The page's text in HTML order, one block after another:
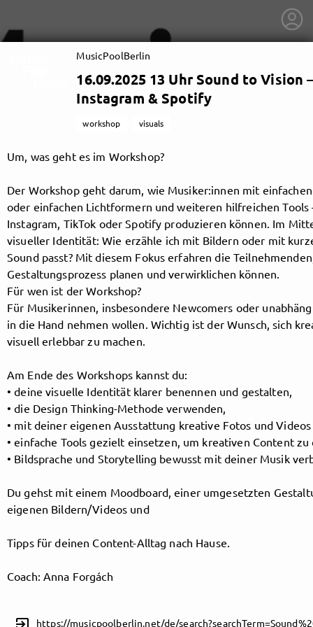
getnext to MusicPoolBerlin
Follow MusicPoolBerlin here!
About Posts Guestbook Shop
MusicPoolBerlin
16.09.2025 13 Uhr Sound to
Instagram & Spotify
workshop visuals
Um, was geht es im Workshop?
Der Workshop geht darum, wie Musiker:innen mit
oder einfachen Lichtformern und weiteren hilfreichen
Instagram, TikTok oder Spotify produzieren können. Im
visueller Identität: Wie erzähle ich mit Bildern oder mit
Sound passt? Mit diesem Fokus erfahren die
Gestaltungsprozess planen und verwirklichen können.
Für wen ist der Workshop?
Für Musikerinnen, insbesondere Newcomers oder
in die Hand nehmen wollen. Wichtig ist der Wunsch, sich
visuell erlebbar zu machen.
Am Ende des Workshops kannst du:
• deine visuelle Identität klarer benennen und gestalten,
• die Design Thinking-Methode verwenden,
• mit deiner eigenen Ausstattung kreative Fotos und
• einfache Tools gezielt einsetzen, um kreativen Content
• Bildsprache und Storytelling bewusst mit deiner Musik
Du gehst mit einem Moodboard, einer umgesetzten
eigenen Bildern/Videos und
Tipps für deinen Content-Alltag nach Hause.
Coach: Anna Forgách
Follow
MusicPoolBerlin
immediately